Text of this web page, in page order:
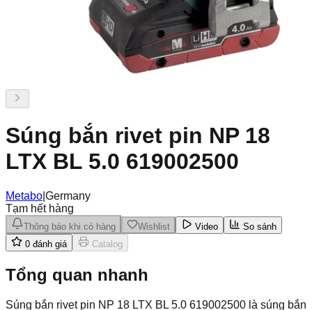
Súng bắn rivet pin NP 18
LTX BL 5.0 619002500
Metabo Germany
Tạm hết hàng
Thông báo khi có hàng Wishlist Video
So sánh
0 đánh giá Catalog
Tổng quan nhanh
Súng bắn rivet pin NP 18 LTX BL 5.0 619002500 là súng bắn